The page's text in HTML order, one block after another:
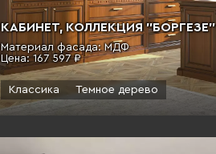
КАБИНЕТ, КОЛЛЕКЦИЯ "БОРГЕЗЕ"
Материал фасада: МДФ
Цена:167 597 ₽
Классика Темное дерево